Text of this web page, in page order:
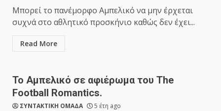
Μπορεί το πανέμορφο Αμπελικό να μην έρχεται
συχνά στο αθλητικό προσκήνιο καθώς δεν έχει...
Read More
Το Αμπελικό σε αφιέρωμα του The
Football Romantics.
ΣΥΝΤΑΚΤΙΚΗ ΟΜΑΔΑ 5 έτη ago